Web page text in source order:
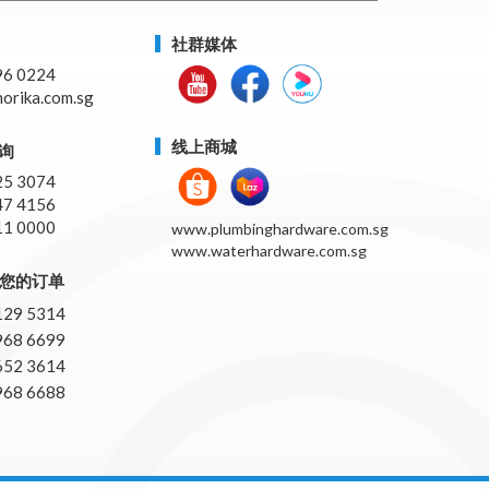
0224
3074
4156
0000
的订单
5314
6699
3614
6688
社群媒体
线上商城
www.plumbinghardware.com.sg
www.waterhardware.com.sg